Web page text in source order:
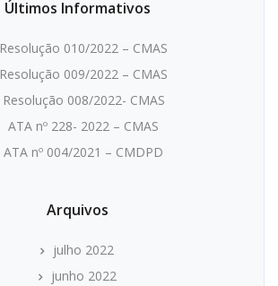
Últimos Informativos
Resolução 010/2022 – CMAS
Resolução 009/2022 – CMAS
Resolução 008/2022- CMAS
ATA nº 228- 2022 – CMAS
ATA nº 004/2021 – CMDPD
Arquivos
julho 2022
junho 2022